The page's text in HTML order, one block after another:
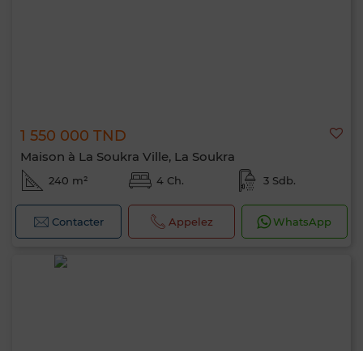
1 550 000 TND
Maison à La Soukra Ville, La Soukra
240 m² 4 Ch. 3 Sdb.
Contacter Appelez WhatsApp